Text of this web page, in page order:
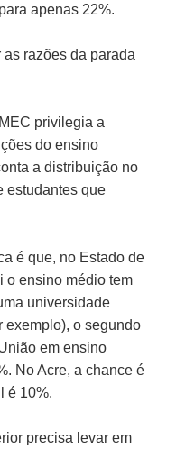
apenas 22%.
razões da parada
privilegia a
do ensino
a distribuição no
estudantes que
é que, no Estado de
o ensino médio tem
universidade
exemplo), o segundo
em ensino
No Acre, a chance é
é 10%.
precisa levar em